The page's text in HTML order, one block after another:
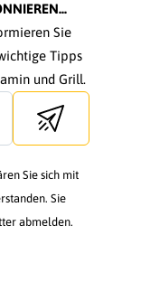
Sie
Tipps
und Grill.
Send newsletter
Sie sich mit
Sie
abmelden.